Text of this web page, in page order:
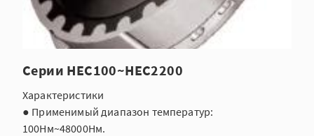
Серии HEC100~HEC2200
Характеристики
● Применимый диапазон температур:
100Нм~48000Нм.